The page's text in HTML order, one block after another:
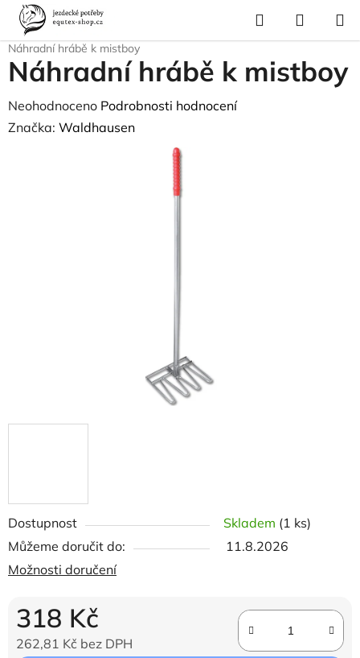
Přejít
obsah
Hledat
KOŠÍK
Domů
Vybavení stáje
Náhradní hrábě k mistboy
Dostupnost Skladem (1 ks)
Můžeme doručit do:
11.8.2026
Možnosti doručení
318 Kč
262,81 Kč bez DPH
Náhradní hrábě k mistboy
Průměrné
hodnocení
Neohodnoceno Podrobnosti hodnocení
Značka: Waldhausen